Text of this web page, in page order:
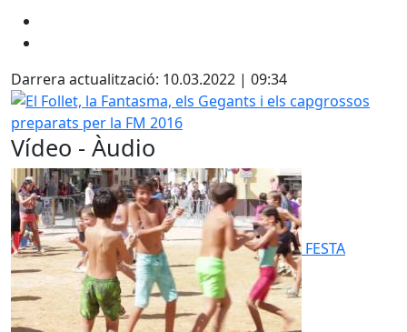
Darrera actualització: 10.03.2022 | 09:34
El Follet, la Fantasma, els Gegants i els capgrossos
Vídeo - Àudio
FESTA